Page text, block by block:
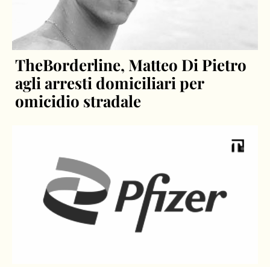
TheBorderline, Matteo Di Pietro
agli arresti domiciliari per
omicidio stradale